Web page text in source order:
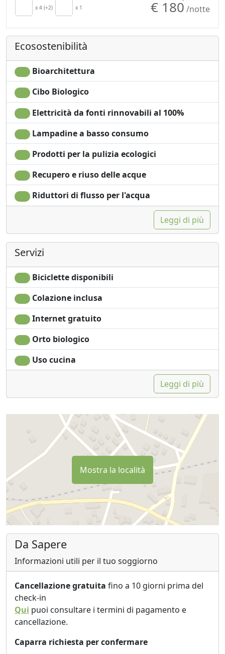
TV in camera
Riscaldamento
autonomo
Cucina
Angolo cottura
Asciugacapelli
Soggiorno
Asciugamani
Lenzuola
Seggiolone
Macchina per il caffé
Doccia
no monodose
Giardino
Ingresso
indipendente
x 4 (+2) x 1 € 180 /notte
Ecosostenibilità
Bioarchitettura
Cibo Biologico
Elettricità da fonti rinnovabili al 100%
Lampadine a basso consumo
Prodotti per la pulizia ecologici
Recupero e riuso delle acque
Riduttori di flusso per l'acqua
Leggi di più
Servizi
Biciclette disponibili
Colazione inclusa
Internet gratuito
Orto biologico
Uso cucina
Leggi di più
Mostra la località
Da Sapere
Informazioni utili per il tuo soggiorno
Cancellazione gratuita fino a 10 giorni prima del
check-in
Qui puoi consultare i termini di pagamento e
cancellazione.
Caparra richiesta per confermare